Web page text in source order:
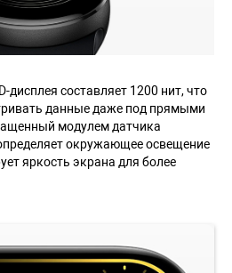
дисплея составляет 1200 нит, что
данные даже под прямыми
модулем датчика
окружающее освещение
яркость экрана для более